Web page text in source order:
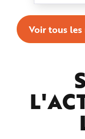
Voir tous les